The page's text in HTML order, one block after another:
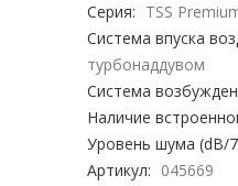
Серия: TSS
Система впуска
турбонаддувом
Система
Наличие
Уровень шума (dB/
Артикул: 045669